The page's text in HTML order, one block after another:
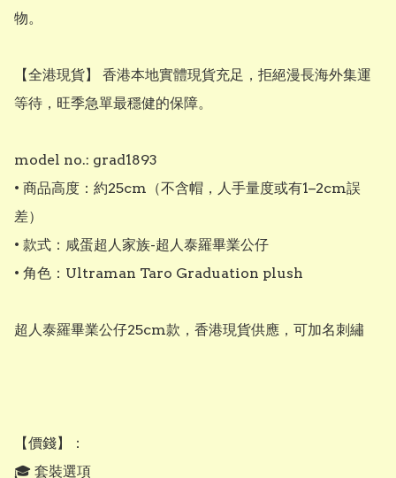
物。
​【全港現貨】 香港本地實體現貨充足，拒絕漫長海外集運
等待，旺季急單最穩健的保障。
model no.: grad1893
• 商品高度：約25cm（不含帽，人手量度或有1–2cm誤
差）
• 款式：咸蛋超人家族-超人泰羅畢業公仔
• 角色：Ultraman Taro Graduation plush
超人泰羅畢業公仔25cm款，香港現貨供應，可加名刺繡
【價錢】：
🎓 套裝選項